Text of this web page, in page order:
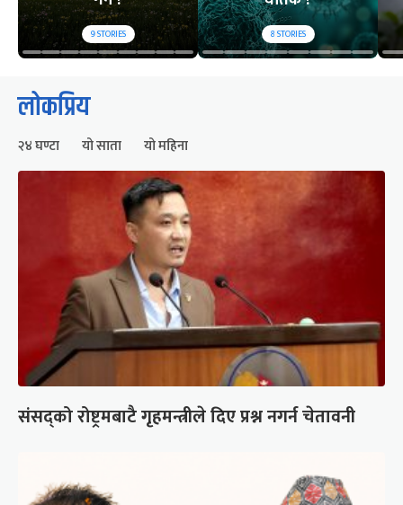
9STORIES 8STORIES
लोकप्रिय
२४ घण्टा यो साता यो महिना
संसद्को रोष्ट्रमबाटै गृहमन्त्रीले दिए प्रश्न नगर्न चेतावनी